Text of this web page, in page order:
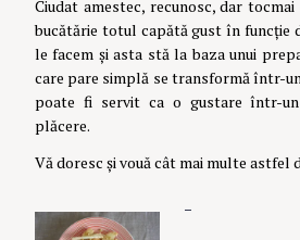
Ciudat amestec, recunosc, dar
bucătărie totul capătă gust în funcție
le facem și asta stă la baza unui
care pare simplă se transformă într-
poate fi servit ca o gustare într-
plăcere.
Vă doresc și vouă cât mai multe astfel